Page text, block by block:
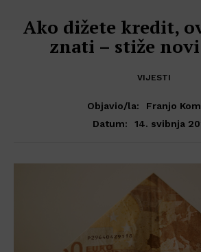
Ako dižete kredit,
znati – stiže
VIJESTI
Objavio/la:
Franjo
Datum:
14. svibnja